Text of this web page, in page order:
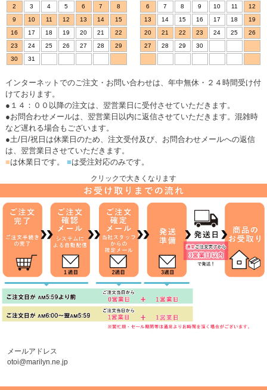
2
3 4 5 6 7
8
9
10 11 12 13 14
15
16
17 18 19 20 21
22
23
24 25 26 27 28
29
30
31
6
7 8 9 10 11
12
13
14 15 16 17 18
19
20
21 22 23 24 25
26
27
28 29 30
インターネットでのご注文・お問い合わせは、年中無休・２４時間受け付
けております。
●１４：００以降の注文は、翌営業日に受付させていただきます。
●お問合わせメールは、翌営業日以内に返信させていただきます。混雑時
など遅れる場合もございます。
●土/日/祝日は休業日のため、注文受付及び、お問合わせメールへの返信
は、翌営業日させていただきます。
■は休業日です。 ■は受注対応のみです。
クリックで大きくなります
メールアドレス
otoi@marilyn.ne.jp